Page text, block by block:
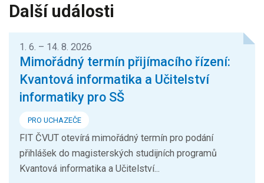
Další události
1. 6. – 14. 8. 2026
Mimořádný termín přijímacího řízení:
Kvantová informatika a Učitelství
informatiky pro SŠ
PRO UCHAZEČE
FIT ČVUT otevírá mimořádný termín pro podání
přihlášek do magisterských studijních programů
Kvantová informatika a Učitelství...